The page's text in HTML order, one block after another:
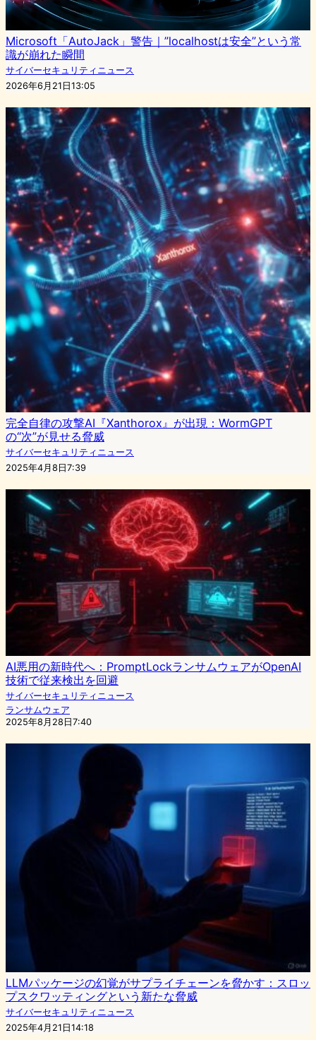
Microsoft「AutoJack」警告｜”localhostは安全”という常
識が崩れた瞬間
サイバーセキュリティニュース
2026年6月21日13:05
完全自律の攻撃AI『Xanthorox』が出現：WormGPT
の“次”が見せる脅威
サイバーセキュリティニュース
2025年4月8日7:39
AI悪用の新時代へ：PromptLockランサムウェアがOpenAI
技術で従来検出を回避
サイバーセキュリティニュース
ランサムウェア
2025年8月28日7:40
LLMパッケージの幻覚がサプライチェーンを脅かす：スロッ
プスクワッティングという新たな脅威
サイバーセキュリティニュース
2025年4月21日14:18